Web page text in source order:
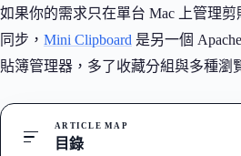
如果你的需求只在單台 Mac 上管理
同步， Mini Clipboard 是另一個
貼簿管理器，多了收藏分組與多種瀏
ARTICLE MAP
目錄